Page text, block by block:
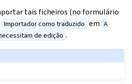
tais ficheiros (no formulário
Importador como traduzido em A
de edição .